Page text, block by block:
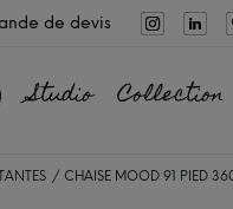
de devis
Studio Collection
CHAISE MOOD 91 PIED